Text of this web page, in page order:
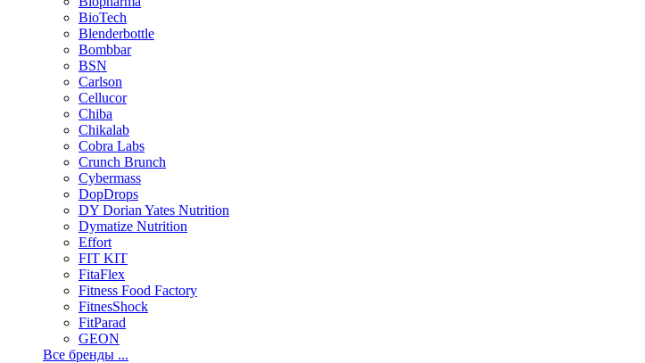
BioTech
Blenderbottle
Bombbar
BSN
Carlson
Cellucor
Chiba
Chikalab
Cobra Labs
Crunch Brunch
Cybermass
DopDrops
DY Dorian Yates Nutrition
Dymatize Nutrition
Effort
FIT KIT
FitaFlex
Fitness Food Factory
FitnesShock
FitParad
GEON
Все бренды ...